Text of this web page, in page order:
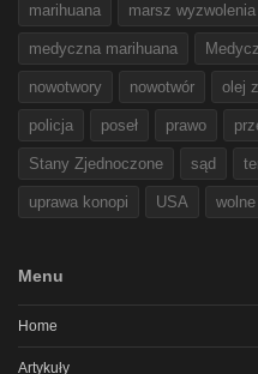
marihuana marsz
medyczna marihuana
nowotwory nowotwór olej
policja poseł prawo
Stany Zjednoczone sąd
uprawa konopi USA
Menu
Home
Artykuły